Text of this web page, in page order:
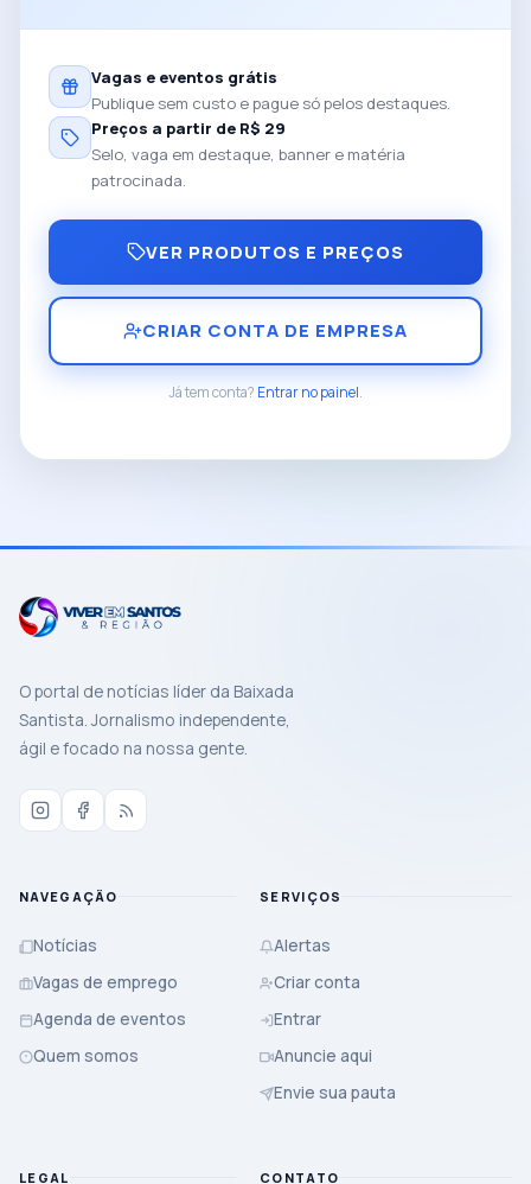
Vagas e eventos grátis
Publique sem custo e pague só pelos destaques.
Preços a partir de R$ 29
Selo, vaga em destaque, banner e matéria
patrocinada.
VER PRODUTOS E PREÇOS
CRIAR CONTA DE EMPRESA
Já tem conta? Entrar no painel.
O portal de notícias líder da Baixada
Santista. Jornalismo independente,
ágil e focado na nossa gente.
NAVEGAÇÃO
Notícias
Vagas de emprego
Agenda de eventos
Quem somos
SERVIÇOS
Alertas
Criar conta
Entrar
Anuncie aqui
Envie sua pauta
LEGAL CONTATO